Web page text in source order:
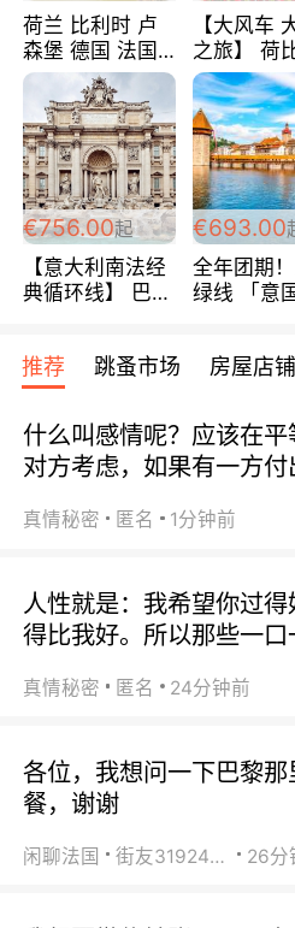
荷兰 比利时 卢
森堡 德国 法国
超爽玩遍西欧 循
环线 全程四星宾
馆 108欧/人/天
【大风车
之旅】 荷
法 巴黎上
典五国四
488欧/人
€756.00起
【意大利南法经
典循环线】 巴黎
宾馆 108欧/天起
全程756欧/位
€693.00
全年团期
绿线 「意
欧/天起 ~
推荐 跳蚤市场 房屋店铺
什么叫感情呢？应该在
对方考虑，如果有一方
真情秘密 匿名 1分钟前
人性就是：我希望你过
得比我好。所以那些一
真情秘密 匿名 24分钟前
各位，我想问一下巴黎
餐，谢谢
闲聊法国 街友31924072 26分